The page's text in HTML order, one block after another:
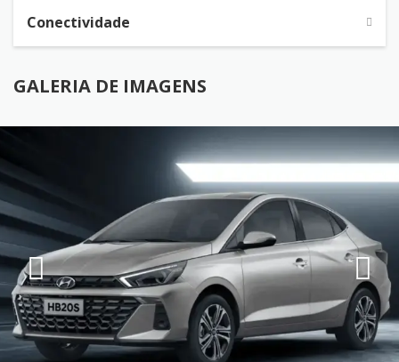
Conectividade
GALERIA DE IMAGENS